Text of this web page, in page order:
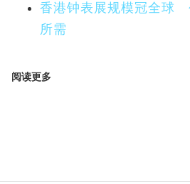
香港钟表展规模冠全球
所需
阅读更多